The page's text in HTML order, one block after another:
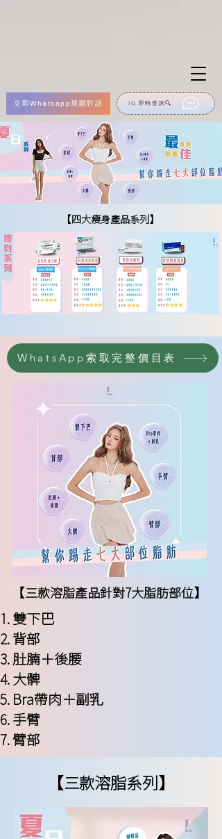
立即Whatsapp展開對話 IG 即時查詢🔍
【四大瘦身產品系列】
WhatsApp索取完整價目表
【三款溶脂產品針對7大脂肪部位】
​雙下巴
背部
肚腩＋後腰
大髀
Bra帶肉＋副乳
手臂
​臂部
【三款溶脂系列】